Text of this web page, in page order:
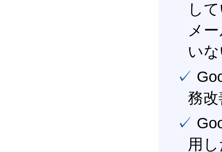
し
メ
い
✓ Google Workspace（旧G Suite） を活用し、業
務
✓ Google Workspace（旧G Suite） を最大限に活
用